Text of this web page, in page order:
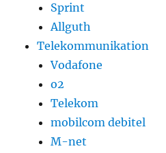
Sprint
Allguth
Telekommunikation
Vodafone
o2
Telekom
mobilcom debitel
M-net